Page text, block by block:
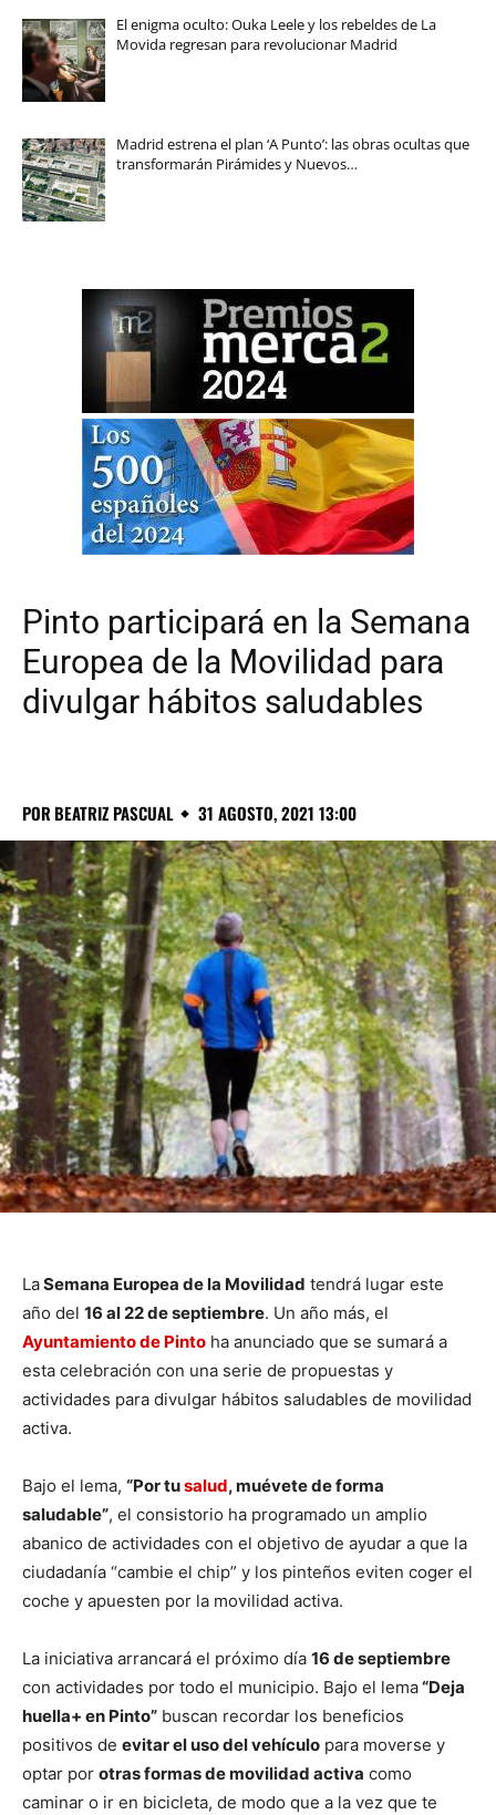
El enigma oculto: Ouka Leele y los rebeldes de La
Movida regresan para revolucionar Madrid
Madrid estrena el plan ‘A Punto’: las obras ocultas que
transformarán Pirámides y Nuevos…
Pinto participará en la Semana
Europea de la Movilidad para
divulgar hábitos saludables
POR BEATRIZ PASCUAL 31 AGOSTO, 2021 13:00
LaSemana Europea de la Movilidad tendrá lugar este
año del 16 al 22 de septiembre. Un año más, el
Ayuntamiento de Pinto ha anunciado que se sumará a
esta celebración con una serie de propuestas y
actividades para divulgar hábitos saludables de movilidad
activa.
Bajo el lema, “Por tusalud, muévete de forma
saludable”, el consistorio ha programado un amplio
abanico de actividades con el objetivo de ayudar a que la
ciudadanía “cambie el chip” y los pinteños eviten coger el
coche y apuesten por la movilidad activa.
La iniciativa arrancará el próximo día 16 de septiembre
con actividades por todo el municipio. Bajo el lema“Deja
huella+ en Pinto” buscan recordar los beneficios
positivos de evitar el uso del vehículo para moverse y
optar por otras formas de movilidad activa como
caminar o ir en bicicleta, de modo que a la vez que te